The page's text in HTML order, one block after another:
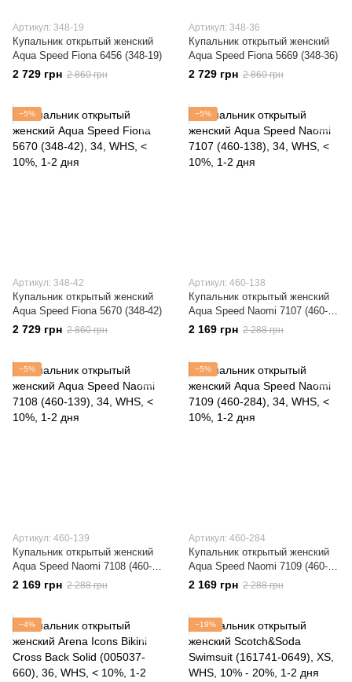
Артикул: 348-19
Купальник открытый женский
Aqua Speed Fiona 6456 (348-19)
2 729 грн 2 860 грн
Артикул: 348-36
Купальник открытый женский
Aqua Speed Fiona 5669 (348-36)
2 729 грн 2 860 грн
−5%
Артикул: 348-42
Купальник открытый женский
Aqua Speed Fiona 5670 (348-42)
2 729 грн 2 860 грн
−5%
Артикул: 460-138
Купальник открытый женский
Aqua Speed Naomi 7107 (460-
138)
2 169 грн 2 288 грн
−5%
Артикул: 460-139
Купальник открытый женский
Aqua Speed Naomi 7108 (460-
139)
2 169 грн 2 288 грн
−5%
Артикул: 460-284
Купальник открытый женский
Aqua Speed Naomi 7109 (460-
284)
2 169 грн 2 288 грн
−4% −19%